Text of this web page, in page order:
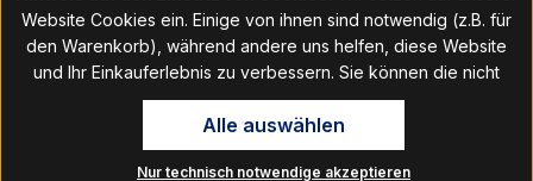
Website Cookies ein. Einige von ihnen sind notwendig (z.B. für
den Warenkorb), während andere uns helfen, diese Website
und Ihr Einkauferlebnis zu verbessern. Sie können die nicht
notwendigen Cookies mit Klick auf „OK“ akzeptieren oder per
Klick auf "Nur technisch notwendige akzeptieren" ablehnen. Den
Zugang zu den Cookie-Einstellungen finden Sie im Fußbereich
unserer Website im Menüpunkt „Informationen“. Dort können Sie
Nur technisch notwendige akzeptieren
Alle auswählen